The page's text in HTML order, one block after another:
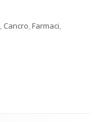
, Cancro,Farmaci,